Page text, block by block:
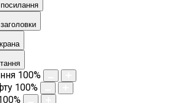
100%
100%
%